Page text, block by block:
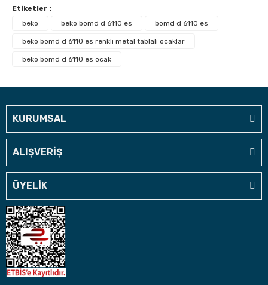
Etiketler :
beko
beko bomd d 6110 es bomd d 6110 es
beko bomd d 6110 es renkli metal tablalı ocaklar
beko bomd d 6110 es ocak
KURUMSAL
ALIŞVERİŞ
ÜYELİK